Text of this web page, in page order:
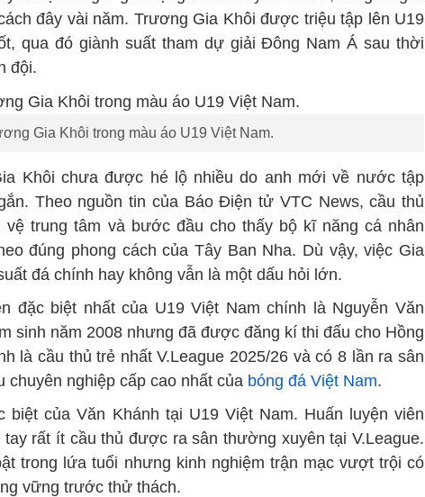
đây vài năm. Trương Gia Khôi được triệu tập lên U19
qua đó giành suất tham dự giải Đông Nam Á sau thời
đội.
Gia Khôi trong màu áo U19 Việt Nam.
Khôi chưa được hé lộ nhiều do anh mới về nước tập
Theo nguồn tin của Báo Điện tử VTC News, cầu thủ
trung tâm và bước đầu cho thấy bộ kĩ năng cá nhân
đúng phong cách của Tây Ban Nha. Dù vậy, việc Gia
đá chính hay không vẫn là một dấu hỏi lớn.
đặc biệt nhất của U19 Việt Nam chính là Nguyễn Văn
sinh năm 2008 nhưng đã được đăng kí thi đấu cho Hồng
là cầu thủ trẻ nhất V.League 2025/26 và có 8 lần ra sân
chuyên nghiệp cấp cao nhất của bóng đá Việt Nam.
biệt của Văn Khánh tại U19 Việt Nam. Huấn luyện viên
tay rất ít cầu thủ được ra sân thường xuyên tại V.League.
trong lứa tuổi nhưng kinh nghiệm trận mạc vượt trội có
vững trước thử thách.